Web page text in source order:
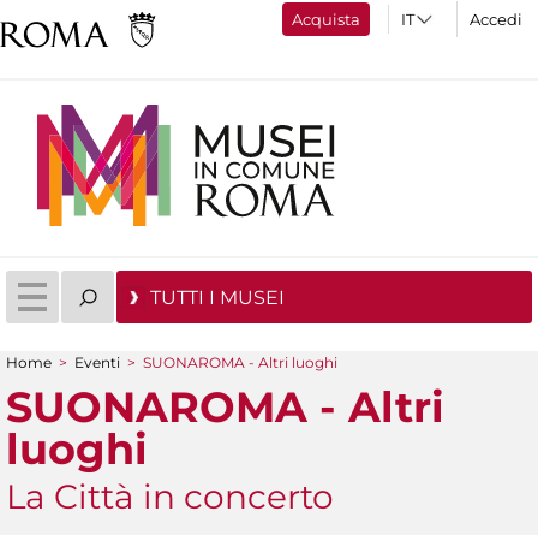
Acquista Accedi
TUTTI I MUSEI
Tu sei qui
Home > Eventi > SUONAROMA - Altri luoghi
SUONAROMA - Altri
luoghi
La Città in concerto